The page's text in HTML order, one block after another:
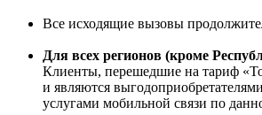
Все исходящие вызовы
Для всех регионов (кроме
Клиенты, перешедшие на тариф
и являются
услугами мобильной связи по